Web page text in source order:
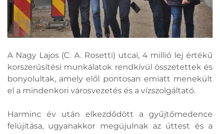
A Nagy Lajos (C. A. Rosetti) utcai, 4 millió lej értékű
korszerűsítési munkálatok rendkívül összetettek és
bonyolultak, amely elől pontosan emiatt menekült
el a mindenkori városvezetés és a vízszolgáltató.
Harminc év után elkezdődött a gyűjtőmedence
felújítása, ugyanakkor megújulnak az úttest és a